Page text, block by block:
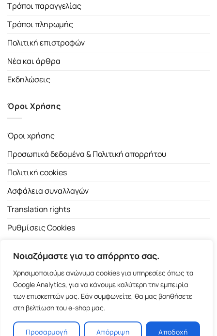
Νοιαζόμαστε για το απόρρητο σας.
Χρησιμοποιούμε ανώνυμα cookies για υπηρεσίες όπως τα
Google Analytics, για να κάνουμε καλύτερη την εμπειρία
των επισκεπτών μας. Εάν συμφωνείτε, θα μας βοηθήσετε
στη βελτίωση του e-shop μας.
Προσαρμογή Απόρριψη Αποδοχή
Τρόποι παραγγελίας
Τρόποι πληρωμής
Πολιτική επιστροφών
Νέα και άρθρα
Εκδηλώσεις
Όροι Χρήσης
Όροι χρήσης
Προσωπικά δεδομένα & Πολιτική απορρήτου
Πολιτική cookies
Ασφάλεια συναλλαγών
Translation rights
Ρυθμίσεις Cookies
Copyright 2026 ©Εκδοτικός Οίκος Α.Α. Λιβάνη| All rights
reserved.
Σόλωνος 98, 10680 Αθήνα | Τ:2103661200- F: 2103617791